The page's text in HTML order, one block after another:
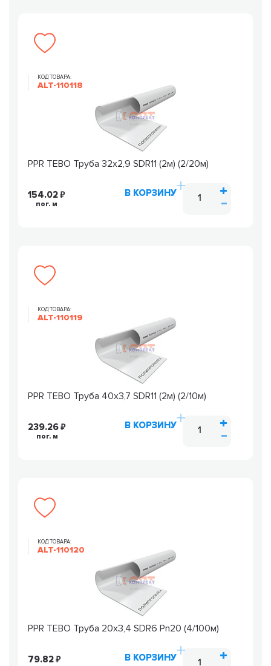
КОД ТОВАРА:
ALT-110118
PPR TEBO Труба 32х2,9 SDR11 (2м) (2/20м)
154.02
пог. м
В КОРЗИНУ
КОД ТОВАРА:
ALT-110119
PPR TEBO Труба 40х3,7 SDR11 (2м) (2/10м)
239.26
пог. м
В КОРЗИНУ
КОД ТОВАРА:
ALT-110120
PPR TEBO Труба 20х3,4 SDR6 Pn20 (4/100м)
79.82 В КОРЗИНУ